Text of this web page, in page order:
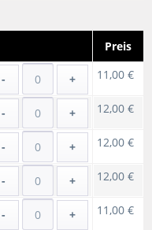
Preis
- + 11,00 €
- + 12,00 €
- + 12,00 €
- + 12,00 €
- + 11,00 €